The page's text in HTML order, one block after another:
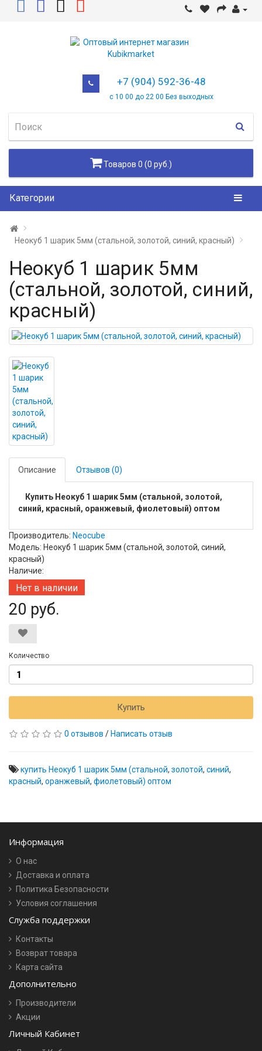
+7 (904) 592-36-48
с 10 00 до 22 00 Без выходных
Товаров 0 (0 руб.)
Категории
Неокуб 1 шарик 5мм (стальной, золотой, синий, красный)
Неокуб 1 шарик 5мм
(стальной, золотой, синий,
красный)
Описание Отзывов (0)
Купить Неокуб 1 шарик 5мм (стальной, золотой,
синий, красный, оранжевый, фиолетовый) оптом
Производитель: Neocube
Модель: Неокуб 1 шарик 5мм (стальной, золотой, синий,
красный)
Наличие:
Нет в наличии
20 руб.
Количество
Купить
0 отзывов / Написать отзыв
купить Неокуб 1 шарик 5мм (стальной, золотой, синий,
красный, оранжевый, фиолетовый) оптом
Информация
О нас
Доставка и оплата
Политика Безопасности
Условия соглашения
Служба поддержки
Контакты
Возврат товара
Карта сайта
Дополнительно
Производители
Акции
Личный Кабинет